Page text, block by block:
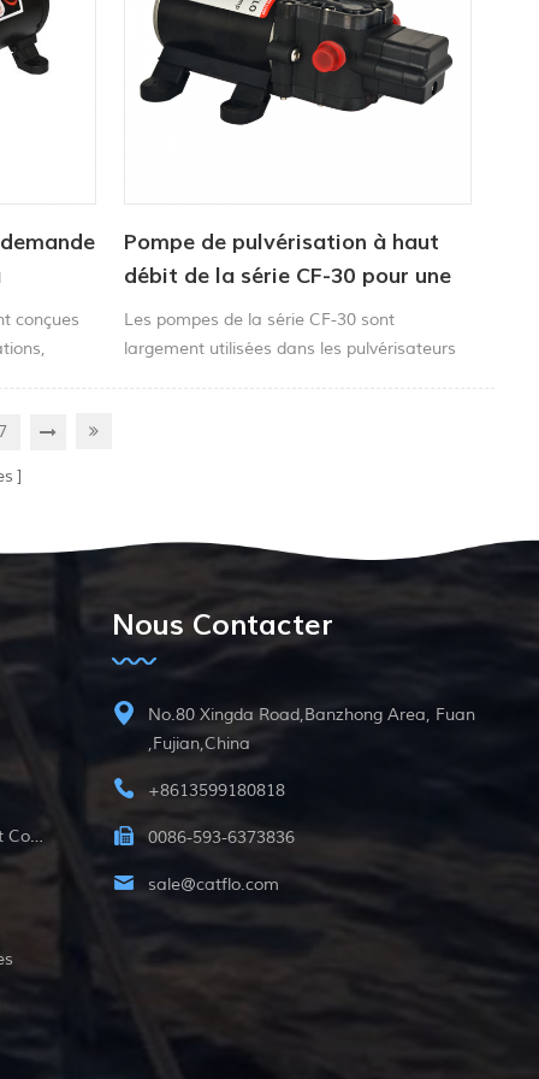
est ouvert et ferm3
car
conçues
Pompe de pulvérisation à haut
débit de la série CF-30 pour une
utilisation agricole
Les pompes de la série CF-30 sont
largement utilisées dans les pulvérisateurs
12v Pompe Submersible À Courant Continu
Nous Contacter
No.80 Xingda Road,Banzhong Area, Fuan
,Fujian,China
+8613599180818
0086-593-6373836
sale@catflo.com